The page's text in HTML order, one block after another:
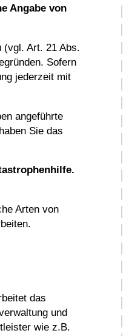
Angabe von
(vgl. Art. 21 Abs.
Sofern
jederzeit mit
angeführte
Sie das
Arten von
das
und
wie z.B.